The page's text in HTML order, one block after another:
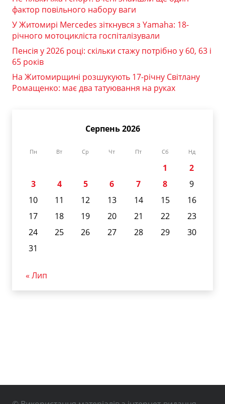
фактор повільного набору ваги
У Житомирі Mercedes зіткнувся з Yamaha: 18-
річного мотоцикліста госпіталізували
Пенсія у 2026 році: скільки стажу потрібно у 60, 63 і
65 років
На Житомирщині розшукують 17-річну Світлану
Ромащенко: має два татуювання на руках
Серпень 2026
Пн Вт Ср Чт Пт Сб Нд
1
2
3
4 5 6 7 8
9
10
11 12 13 14 15
16
17
18 19 20 21 22
23
24
25 26 27 28 29
30
31
« Лип